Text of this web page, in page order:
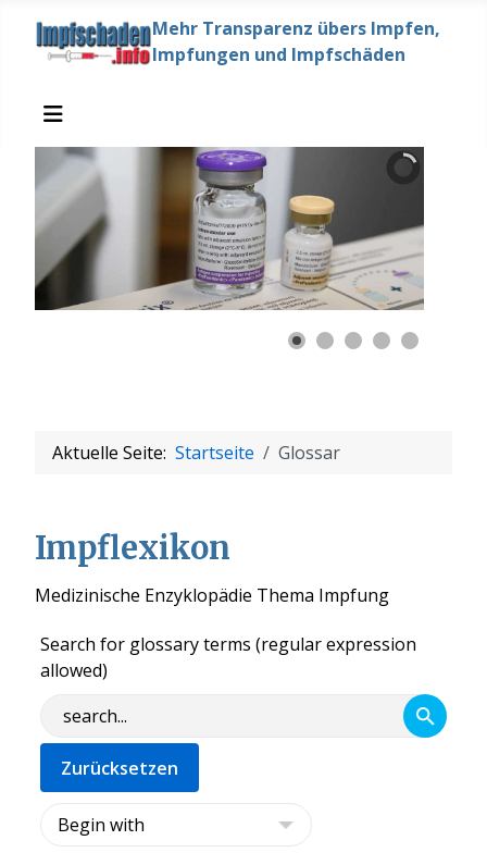
Mehr Transparenz übers Impfen,
Impfungen und Impfschäden
Aktuelle Seite: Startseite Glossar
Impflexikon
Medizinische Enzyklopädie Thema Impfung
Search for glossary terms (regular expression
allowed)